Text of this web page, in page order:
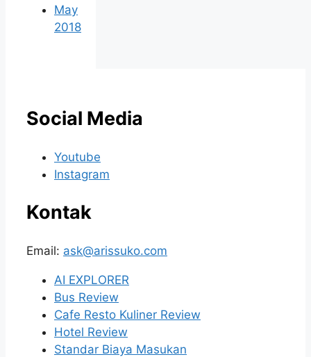
May
2018
Social Media
Youtube
Instagram
Kontak
Email: ask@arissuko.com
AI EXPLORER
Bus Review
Cafe Resto Kuliner Review
Hotel Review
Standar Biaya Masukan